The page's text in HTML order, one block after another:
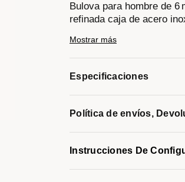
Bulova para hombre de
refinada caja de acero
clásico y un cristal
aplicados sobre una
indican las horas y los
pueden cronometrar
a la perfección con una
un cierre desplegable de
Modelo #: 96B402
Mostrar más
Especificaciones
Política de envíos,
Instrucciones De